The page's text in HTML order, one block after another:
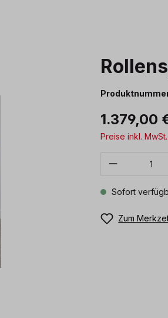
1.379,00
Preise inkl.
Produkt
Sofort
Zum